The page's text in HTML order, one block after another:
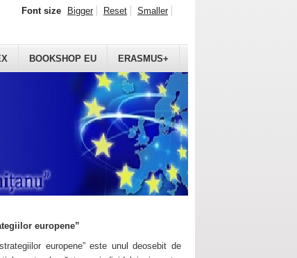
BOOKSHOP EU ERASMUS+
Font size Bigger Reset Smaller
europene”
europene” este unul deosebit de